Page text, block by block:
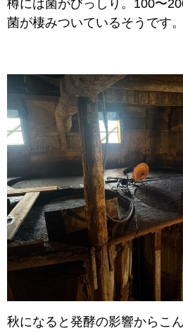
樽には菌がびっしり。100〜
菌が棲みついているそうです
秋になると発酵の影響からこ